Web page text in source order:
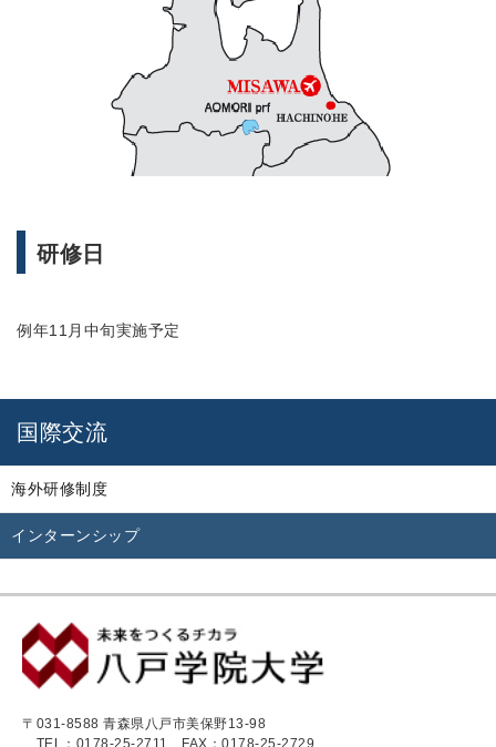
研修日
例年11月中旬実施予定
国際交流
海外研修制度
インターンシップ
〒031-8588 青森県八戸市美保野13-98